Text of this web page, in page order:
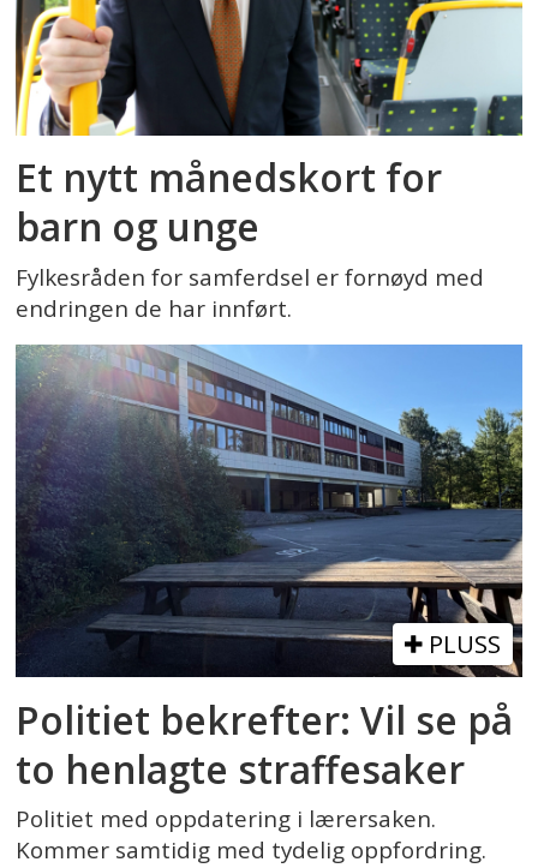
Et nytt månedskort for
barn og unge
Fylkesråden for samferdsel er fornøyd med
endringen de har innført.
PLUSS
Politiet bekrefter: Vil se på
to henlagte straffesaker
Politiet med oppdatering i lærersaken.
Kommer samtidig med tydelig oppfordring.